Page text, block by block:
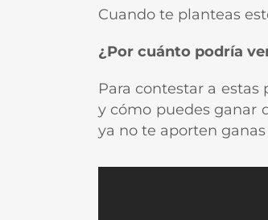
Cuando te planteas
¿Por cuánto podría
Para contestar a
y cómo puedes ganar
ya no te aporten